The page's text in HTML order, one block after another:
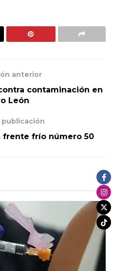
anterior
contaminación en
León
frente frío número 50